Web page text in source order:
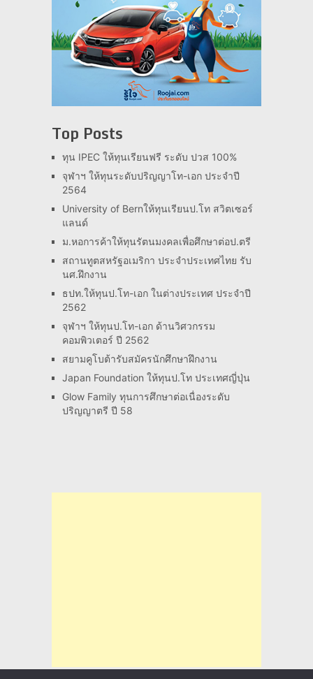
Top Posts
ทุน IPEC ให้ทุนเรียนฟรี ระดับ ปวส 100%
จุฬาฯ ให้ทุนระดับปริญญาโท-เอก ประจำปี
2564
University of Bernให้ทุนเรียนป.โท สวิตเซอร์
แลนด์
ม.หอการค้าให้ทุนรัตนมงคลเพื่อศึกษาต่อป.ตรี
สถานทูตสหรัฐอเมริกา ประจำประเทศไทย รับ
นศ.ฝึกงาน
ธปท.ให้ทุนป.โท-เอก ในต่างประเทศ ประจำปี
2562
จุฬาฯ ให้ทุนป.โท-เอก ด้านวิศวกรรม
คอมพิวเตอร์ ปี 2562
สยามคูโบต้ารับสมัครนักศึกษาฝึกงาน
Japan Foundation ให้ทุนป.โท ประเทศญี่ปุ่น
Glow Family ทุนการศึกษาต่อเนื่องระดับ
ปริญญาตรี ปี 58